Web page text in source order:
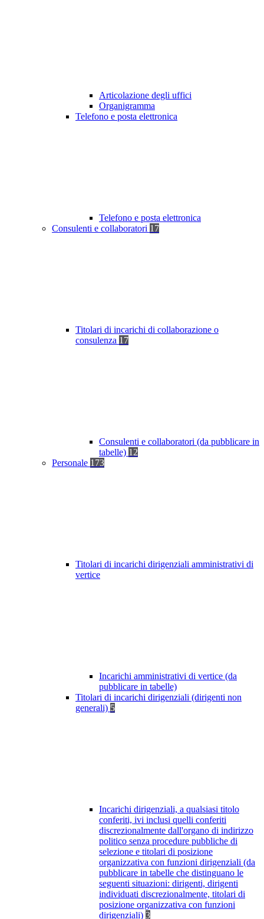
Articolazione degli uffici
Organigramma
Telefono e posta elettronica
Telefono e posta elettronica
Consulenti e collaboratori 17
Titolari di incarichi di collaborazione o
consulenza 17
Consulenti e collaboratori (da pubblicare in
tabelle) 12
Personale 173
Titolari di incarichi dirigenziali amministrativi di
vertice
Incarichi amministrativi di vertice (da
pubblicare in tabelle)
Titolari di incarichi dirigenziali (dirigenti non
generali) 5
Incarichi dirigenziali, a qualsiasi titolo
conferiti, ivi inclusi quelli conferiti
discrezionalmente dall'organo di indirizzo
politico senza procedure pubbliche di
selezione e titolari di posizione
organizzativa con funzioni dirigenziali (da
pubblicare in tabelle che distinguano le
seguenti situazioni: dirigenti, dirigenti
individuati discrezionalmente, titolari di
posizione organizzativa con funzioni
dirigenziali) 3